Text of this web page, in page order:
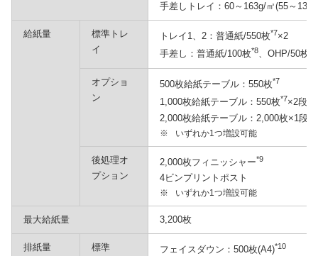
手差しトレイ：60～163g/㎡(55～135
給紙量
標準トレ
イ
トレイ1、2：普通紙/550枚*7×2
手差し：普通紙/100枚*8、OHP/50枚
オプショ
ン
500枚給紙テーブル：550枚*7
1,000枚給紙テーブル：550枚*7×2段
2,000枚給紙テーブル：2,000枚×1段
※ いずれか1つ増設可能
後処理オ
プション
2,000枚フィニッシャー*9
4ビンプリントポスト
※ いずれか1つ増設可能
最大給紙量 3,200枚
排紙量 標準 フェイスダウン：500枚(A4)*10